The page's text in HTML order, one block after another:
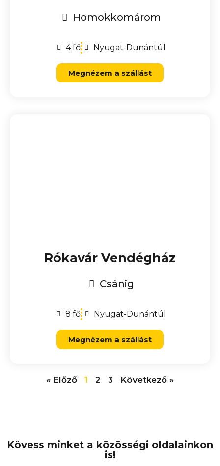
Homokkomárom
4 fő Nyugat-Dunántúl
Megnézem a szállást
Rókavár Vendégház
Csánig
8 fő Nyugat-Dunántúl
Megnézem a szállást
« Előző 1 2 3 Következő »
Kövess minket a közösségi oldalainkon
is!